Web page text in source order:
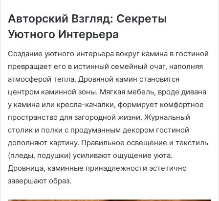
Авторский Взгляд: Секреты
Уютного Интерьера
Создание уютного интерьера вокруг камина в гостиной
превращает его в истинный семейный очаг, наполняя
атмосферой тепла. Дровяной камин становится
центром каминной зоны. Мягкая мебель, вроде дивана
у камина или кресла-качалки, формирует комфортное
пространство для загородной жизни. Журнальный
столик и полки с продуманным декором гостиной
дополняют картину. Правильное освещение и текстиль
(пледы, подушки) усиливают ощущение уюта.
Дровница, каминные принадлежности эстетично
завершают образ.